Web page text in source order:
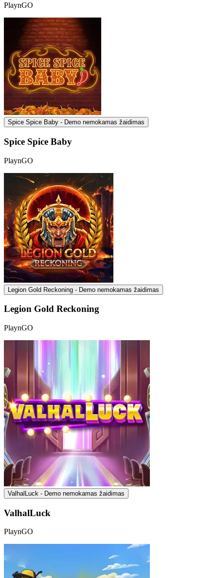
PlaynGO
Spice Spice Baby - Demo nemokamas žaidimas
Spice Spice Baby
PlaynGO
Legion Gold Reckoning - Demo nemokamas žaidimas
Legion Gold Reckoning
PlaynGO
ValhalLuck - Demo nemokamas žaidimas
ValhalLuck
PlaynGO